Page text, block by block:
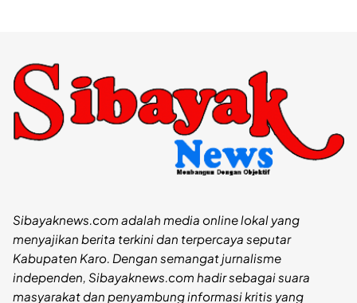
Sibayaknews.com adalah media online lokal yang
menyajikan berita terkini dan terpercaya seputar
Kabupaten Karo. Dengan semangat jurnalisme
independen, Sibayaknews.com hadir sebagai suara
masyarakat dan penyambung informasi kritis yang